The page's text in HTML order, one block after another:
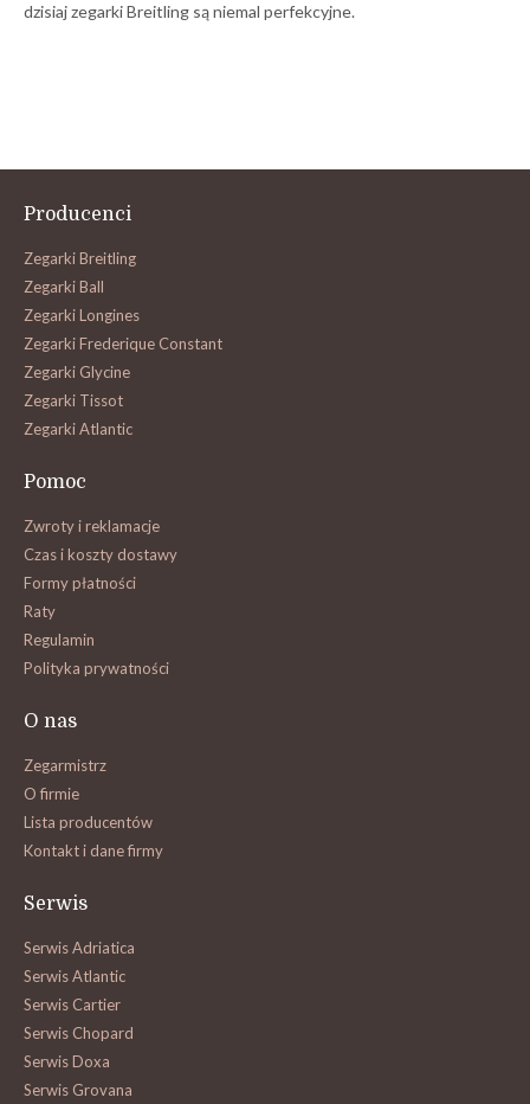
dzisiaj zegarki Breitling są niemal perfekcyjne.
Producenci
Zegarki Breitling
Zegarki Ball
Zegarki Longines
Zegarki Frederique Constant
Zegarki Glycine
Zegarki Tissot
Zegarki Atlantic
Pomoc
Zwroty i reklamacje
Czas i koszty dostawy
Formy płatności
Raty
Regulamin
Polityka prywatności
O nas
Zegarmistrz
O firmie
Lista producentów
Kontakt i dane firmy
Serwis
Serwis Adriatica
Serwis Atlantic
Serwis Cartier
Serwis Chopard
Serwis Doxa
Serwis Grovana